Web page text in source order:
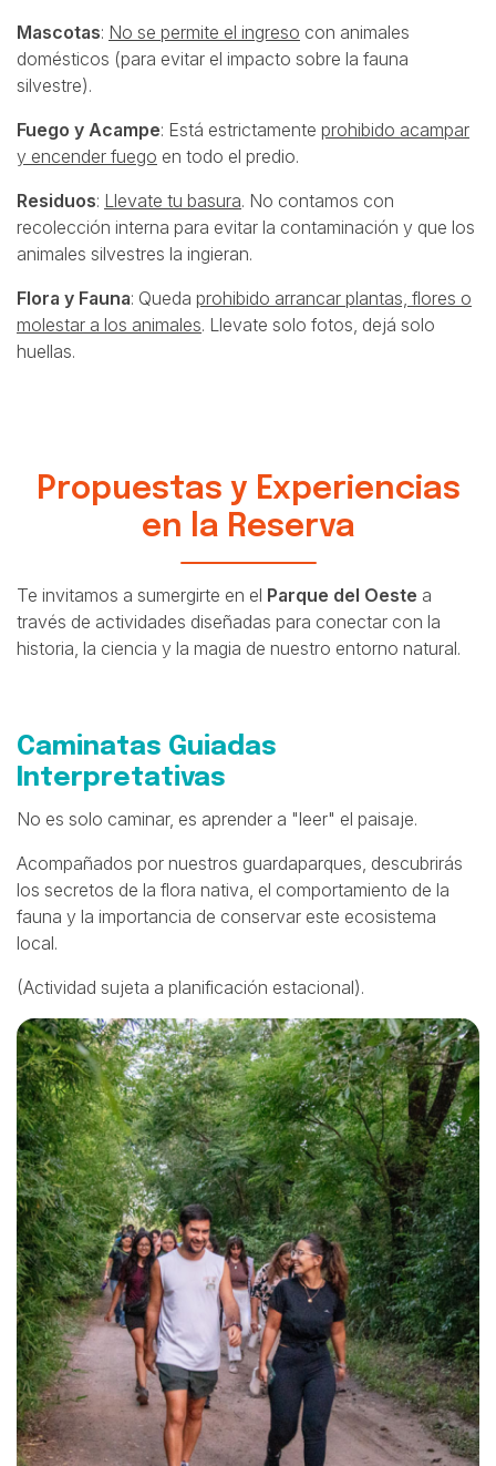
Mascotas: No se permite el ingreso con animales
domésticos (para evitar el impacto sobre la fauna
silvestre).
Fuego y Acampe: Está estrictamente prohibido acampar
y encender fuego en todo el predio.
Residuos: Llevate tu basura. No contamos con
recolección interna para evitar la contaminación y que los
animales silvestres la ingieran.
Flora y Fauna: Queda prohibido arrancar plantas, flores o
molestar a los animales. Llevate solo fotos, dejá solo
huellas.
Propuestas y Experiencias
en la Reserva
Te invitamos a sumergirte en el Parque del Oeste a
través de actividades diseñadas para conectar con la
historia, la ciencia y la magia de nuestro entorno natural.
Caminatas Guiadas
Interpretativas
No es solo caminar, es aprender a "leer" el paisaje.
Acompañados por nuestros guardaparques, descubrirás
los secretos de la flora nativa, el comportamiento de la
fauna y la importancia de conservar este ecosistema
local.
(Actividad sujeta a planificación estacional).